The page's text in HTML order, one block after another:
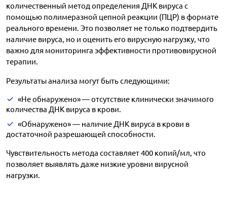
количественный метод определения ДНК вируса с
помощью полимеразной цепной реакции (ПЦР) в формате
реального времени. Это позволяет не только подтвердить
наличие вируса, но и оценить его вирусную нагрузку, что
важно для мониторинга эффективности противовирусной
терапии.
Результаты анализа могут быть следующими:
«Не обнаружено» — отсутствие клинически значимого
количества ДНК вируса в крови.
«Обнаружено» — наличие ДНК вируса в крови в
достаточной разрешающей способности.
Чувствительность метода составляет 400 копий/мл, что
позволяет выявлять даже низкие уровни вирусной
нагрузки.